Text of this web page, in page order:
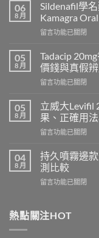
06
8 月
Sildenafil學
Kamagra
在
學
名
藥
邊
好？
Cenforce-
100、
Kamagra
Kamagra
Oral
全
較〉
留言功能已關閉
05
8 月
Tadacip
價錢與真假
在
20mg
香
港
哪
買？
犀
利
士
藥
留言功能已關閉
05
8 月
立威大Levifil
果、正確用
在
威
大
Levifil
20mg
印
留言功能已關閉
04
8 月
持久噴霧邊
測比較
在
噴
霧
留言功能已關閉
熱點關注HOT